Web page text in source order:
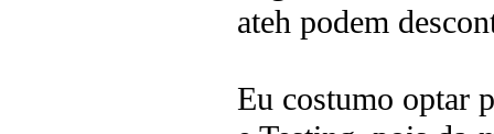
ateh podem
Eu costumo optar